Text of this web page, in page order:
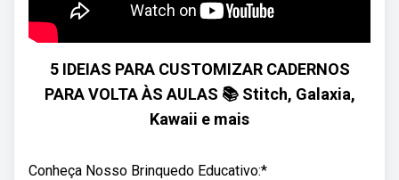
5 IDEIAS PARA CUSTOMIZAR CADERNOS
PARA VOLTA ÀS AULAS 📚 Stitch, Galaxia,
Kawaii e mais
Conheça Nosso Brinquedo Educativo:*